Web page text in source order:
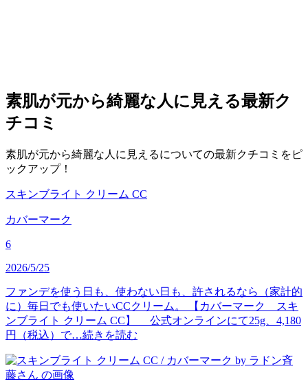
素肌が元から綺麗な人に見える最新ク
チコミ
素肌が元から綺麗な人に見えるについての最新クチコミをピ
ックアップ！
スキンブライト クリーム CC
カバーマーク
6
2026/5/25
ファンデを使う日も、使わない日も、許されるなら（家計的
に）毎日でも使いたいCCクリーム。 【カバーマーク スキ
ンブライト クリーム CC】 公式オンラインにて25g、4,180
円（税込）で…続きを読む